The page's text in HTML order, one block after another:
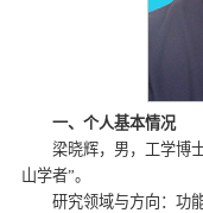
一、个人基本情况
梁晓辉，男，工学博
山学者”。
研究领域与方向：功